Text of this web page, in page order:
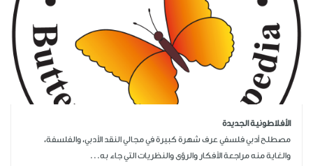
الأفلاطونية الجديدة
مصطلح أدبي فلسفي عرف شهرة كبيرة في مجالي النقد الأدبي، والفلسفة،
والغاية منه مراجعة الأفكار والرؤى والنظريات التي جاء به...